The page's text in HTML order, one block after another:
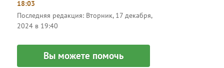
18:03
Последняя редакция: Вторник, 17 декабря,
2024 в 19:40
Вы можете помочь